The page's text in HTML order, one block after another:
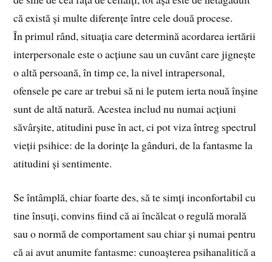
că există și multe diferențe între cele două procese.
În primul rând, situația care determină acordarea iertării
interpersonale este o acțiune sau un cuvânt care jignește
o altă persoană, în timp ce, la nivel intrapersonal,
ofensele pe care ar trebui să ni le putem ierta nouă înșine
sunt de altă natură. Acestea includ nu numai acțiuni
săvârșite, atitudini puse în act, ci pot viza întreg spectrul
vieții psihice: de la dorințe la gânduri, de la fantasme la
atitudini și sentimente.
Se întâmplă, chiar foarte des, să te simți inconfortabil cu
tine însuți, convins fiind că ai încălcat o regulă morală
sau o normă de comportament sau chiar și numai pentru
că ai avut anumite fantasme: cunoașterea psihanalitică a